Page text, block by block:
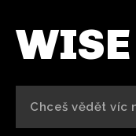
WISE